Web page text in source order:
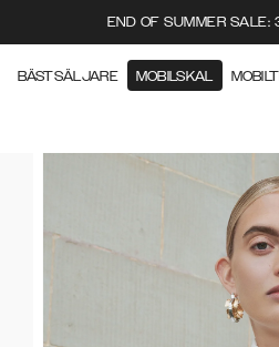
END OF SUMMER
BÄSTSÄLJARE MOBILSKAL